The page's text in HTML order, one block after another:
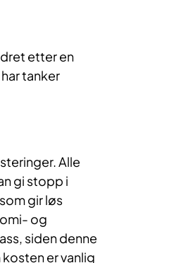
etter en
tanker
Alle
gi stopp i
gir løs
og
siden denne
er vanlig